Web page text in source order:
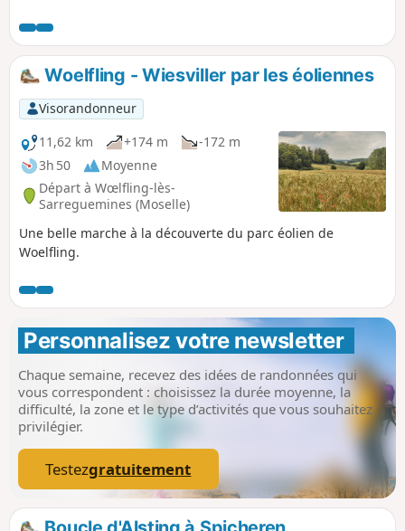
des routes forestières ou des chemins à l'écart des routes
très fréquentées de la région.
Woelfling - Wiesviller par les éoliennes
Visorandonneur
11,62 km
+174 m
-172 m
3h 50
Moyenne
Départ à Wœlfling-lès-
Sarreguemines (Moselle)
Une belle marche à la découverte du parc éolien de
Woelfling.
Personnalisez votre newsletter
Chaque semaine, recevez des idées de randonnées qui
vous correspondent : choisissez la durée moyenne, la
difficulté, la zone et le type d’activités que vous souhaitez
privilégier.
Testezgratuitement